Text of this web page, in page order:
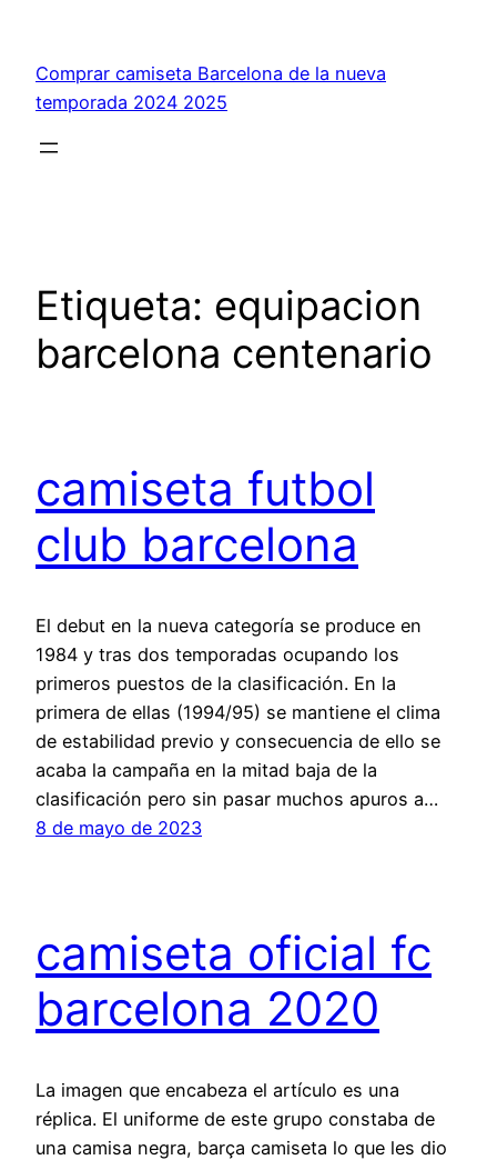
contenido
Comprar camiseta Barcelona de la nueva
temporada 2024 2025
Etiqueta: equipacion
barcelona centenario
camiseta futbol
club barcelona
El debut en la nueva categoría se produce en
1984 y tras dos temporadas ocupando los
primeros puestos de la clasificación. En la
primera de ellas (1994/95) se mantiene el clima
de estabilidad previo y consecuencia de ello se
acaba la campaña en la mitad baja de la
clasificación pero sin pasar muchos apuros a…
8 de mayo de 2023
camiseta oficial fc
barcelona 2020
La imagen que encabeza el artículo es una
réplica. El uniforme de este grupo constaba de
una camisa negra, barça camiseta lo que les dio